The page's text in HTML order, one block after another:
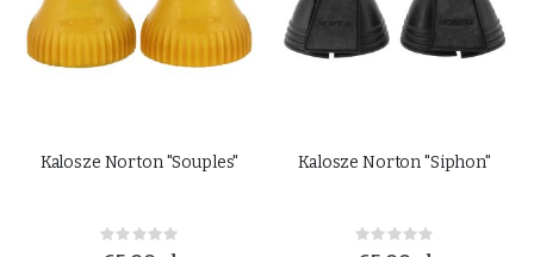
Kalosze Norton "Souples"
Rating:
0%
Kalosze Norton "Siphon"
Rating:
0%